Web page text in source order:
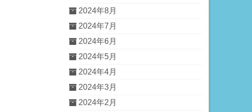
2024年8月
2024年7月
2024年6月
2024年5月
2024年4月
2024年3月
2024年2月